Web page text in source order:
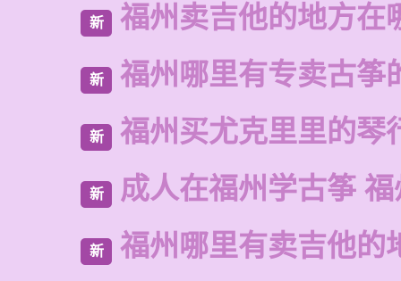
新 福州卖吉他的地方在
新 福州哪里有专卖古筝
新 福州买尤克里里的琴
新 成人在福州学古筝
新 福州哪里有卖吉他的